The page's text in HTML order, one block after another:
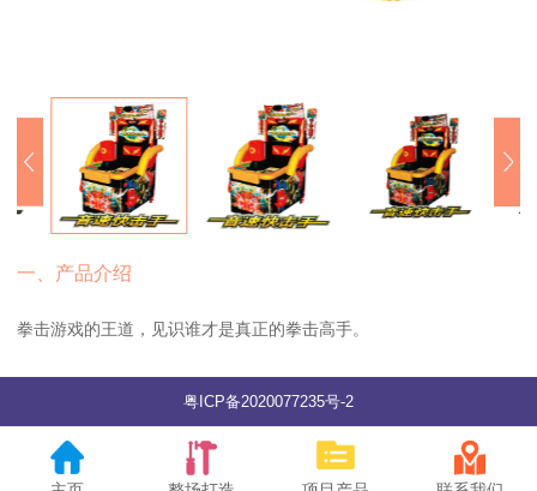
一、产品介绍
拳击游戏的王道，见识谁才是真正的拳击高手。
粤ICP备2020077235号-2